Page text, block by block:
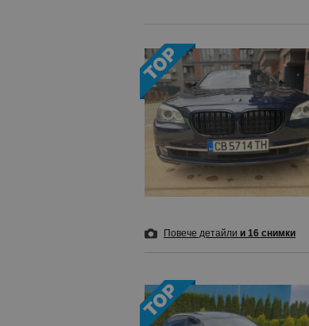
Повече детайли и 16 снимки